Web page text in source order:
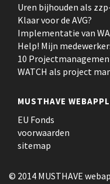
Uren bijhouden als
Klaar voor de AVG?
Implementatie van
Help! Mijn
10
WATCH als project
MUSTHAVE
EU Fonds
voorwaarden
sitemap
© 2014 MUSTHAVE